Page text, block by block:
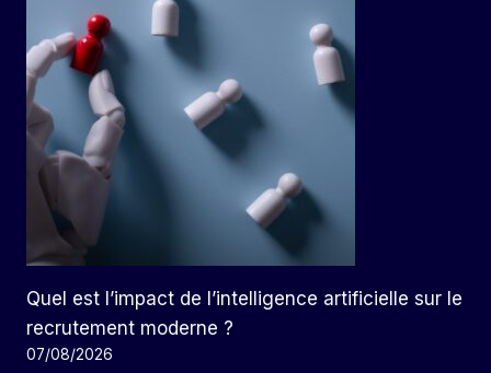
Quel est l’impact de l’intelligence artificielle sur le
recrutement moderne ?
07/08/2026